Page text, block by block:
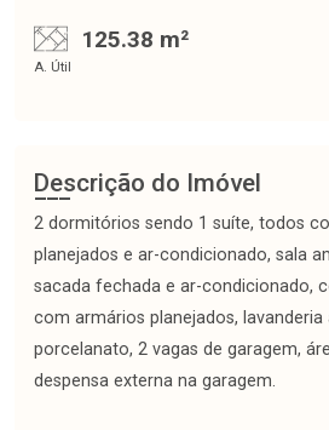
125.38 m²
A. Útil
Descrição do Imóvel
2 dormitórios sendo 1 suíte, todos
planejados e ar-condicionado, sala
sacada fechada e ar-condicionado,
com armários planejados, lavanderia
porcelanato, 2 vagas de garagem,
despensa externa na garagem.